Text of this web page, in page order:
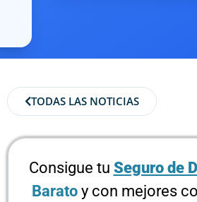
TODAS LAS NOTICIAS
Consigue tu Seguro de
Barato y con mejores